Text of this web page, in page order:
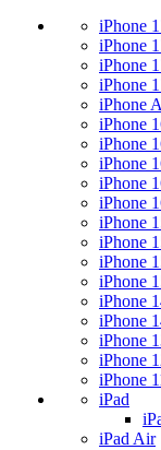
iPhone
iPhone
iPhone
iPhone
iPhone
iPhone
iPhone
iPhone
iPhone
iPhone
iPhone
iPhone
iPhone
iPhone
iPhone
iPhone
iPhone
iPhone
iPhone
iPad
iPad Air